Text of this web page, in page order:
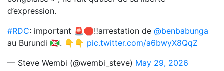
d’expression.
#RDC: important 🚨🛑‼️arrestation de @benbabunga
au Burundi 🇧🇮. 👇👇 pic.twitter.com/a6bwyX8QqZ
— Steve Wembi (@wembi_steve) May 29, 2026